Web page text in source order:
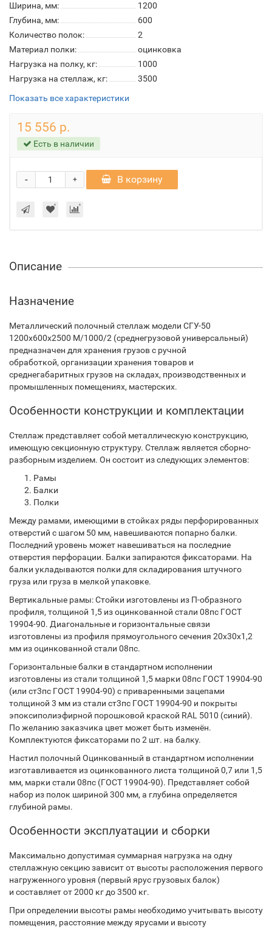
Ширина, мм:
1200
Глубина, мм:
600
Количество полок:
2
Материал полки:
оцинковка
Нагрузка на полку, кг:
1000
Нагрузка на стеллаж, кг:
3500
Показать все характеристики
15 556 р.
Есть в наличии
+
- В корзину
Описание
Назначение
Металлический полочный стеллаж модели СГУ-50
1200х600х2500 М/1000/2 (среднегрузовой универсальный)
предназначен для хранения грузов с ручной
обработкой, организации хранения товаров и
среднегабаритных грузов на складах, производственных и
промышленных помещениях, мастерских.
Особенности конструкции и комплектации
Стеллаж представляет собой металлическую конструкцию,
имеющую секционную структуру. Стеллаж является сборно-
разборным изделием. Он состоит из следующих элементов:
Рамы
Балки
Полки
Между рамами, имеющими в стойках ряды перфорированных
отверстий с шагом 50 мм, навешиваются попарно балки.
Последний уровень может навешиваться на последние
отверстия перфорации. Балки запираются фиксаторами. На
балки укладываются полки для складирования штучного
груза или груза в мелкой упаковке.
Вертикальные рамы: Стойки изготовлены из П-образного
профиля, толщиной 1,5 из оцинкованной стали 08пс ГОСТ
19904-90. Диагональные и горизонтальные связи
изготовлены из профиля прямоугольного сечения 20х30х1,2
мм из оцинкованной стали 08пс.
Горизонтальные балки в стандартном исполнении
изготовлены из стали толщиной 1,5 марки 08пс ГОСТ 19904-90
(или ст3пс ГОСТ 19904-90) с приваренными зацепами
толщиной 3 мм из стали ст3пс ГОСТ 19904-90 и покрыты
эпоксиполиэфирной порошковой краской RAL 5010 (синий).
По желанию заказчика цвет может быть изменён.
Комплектуются фиксаторами по 2 шт. на балку.
Настил полочный Оцинкованный в стандартном исполнении
изготавливается из оцинкованного листа толщиной 0,7 или 1,5
мм, марки стали 08пс (ГОСТ 19904-90). Представляет собой
набор из полок шириной 300 мм, а глубина определяется
глубиной рамы.
Особенности эксплуатации и сборки
Максимально допустимая суммарная нагрузка на одну
стеллажную секцию зависит от высоты расположения первого
нагруженного уровня (первый ярус грузовых балок)
и составляет от 2000 кг до 3500 кг.
При определении высоты рамы необходимо учитывать высоту
помещения, расстояние между ярусами и высоту